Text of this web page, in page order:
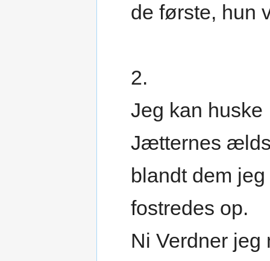
de første, hun
2.
Jeg kan huske
Jætternes
blandt dem
fostredes op.
Ni Verdner jeg